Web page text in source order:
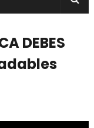
DEBES